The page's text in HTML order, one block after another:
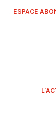
ESPACE